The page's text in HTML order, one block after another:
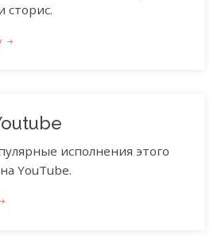
сторис.
исполнения этого
YouTube.